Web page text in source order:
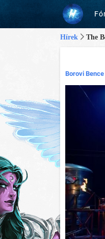
Hírek The
Borovi Bence